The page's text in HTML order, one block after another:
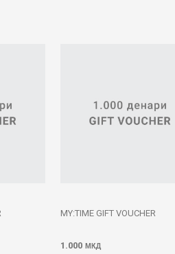
MY:TIME GIFT VOUCHER
1.000 МКД